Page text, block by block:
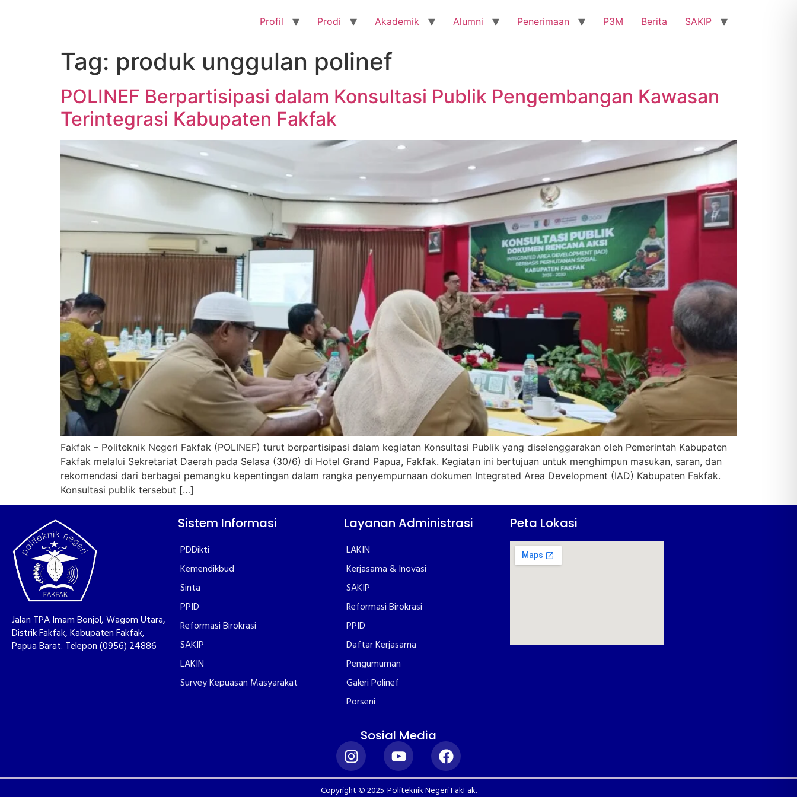
Profil Prodi Akademik Alumni Penerimaan P3M Berita SAKIP
Tag: produk unggulan polinef
POLINEF Berpartisipasi dalam Konsultasi Publik Pengembangan Kawasan
Terintegrasi Kabupaten Fakfak
Fakfak – Politeknik Negeri Fakfak (POLINEF) turut berpartisipasi dalam kegiatan Konsultasi Publik yang diselenggarakan oleh Pemerintah Kabupaten
Fakfak melalui Sekretariat Daerah pada Selasa (30/6) di Hotel Grand Papua, Fakfak. Kegiatan ini bertujuan untuk menghimpun masukan, saran, dan
rekomendasi dari berbagai pemangku kepentingan dalam rangka penyempurnaan dokumen Integrated Area Development (IAD) Kabupaten Fakfak.
Konsultasi publik tersebut […]
Jalan TPA Imam Bonjol, Wagom Utara,
Distrik Fakfak, Kabupaten Fakfak,
Papua Barat. Telepon (0956) 24886
Sistem Informasi
PDDikti
Kemendikbud
Sinta
PPID
Reformasi Birokrasi
SAKIP
LAKIN
Survey Kepuasan Masyarakat
Layanan Administrasi
LAKIN
Kerjasama & Inovasi
SAKIP
Reformasi Birokrasi
PPID
Daftar Kerjasama
Pengumuman
Galeri Polinef
Porseni
Peta Lokasi
Sosial Media
Copyright © 2025. Politeknik Negeri FakFak.